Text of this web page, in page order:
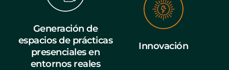
Generación de
espacios de prácticas
presenciales en
entornos reales
Innovación